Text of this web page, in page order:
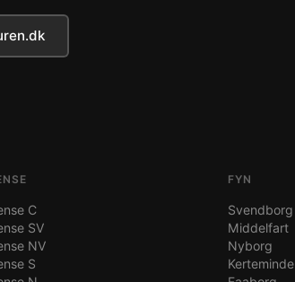
C
SV
NV
S
FYN
Svendborg
Middelfart
Nyborg
Kerteminde